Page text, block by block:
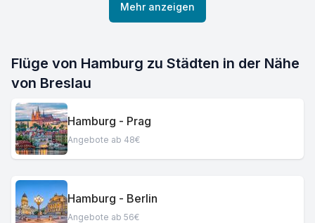
Mehr anzeigen
Flüge von Hamburg zu Städten in der Nähe
von Breslau
Hamburg - Prag
Angebote ab 48€
Hamburg - Berlin
Angebote ab 56€